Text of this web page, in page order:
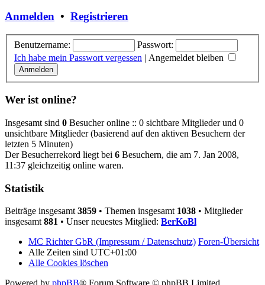
Anmelden • Registrieren
Benutzername:
Passwort:
Ich habe mein Passwort vergessen | Angemeldet bleiben
Wer ist online?
Insgesamt sind 0 Besucher online :: 0 sichtbare Mitglieder und 0
unsichtbare Mitglieder (basierend auf den aktiven Besuchern der
letzten 5 Minuten)
Der Besucherrekord liegt bei 6 Besuchern, die am 7. Jan 2008,
11:37 gleichzeitig online waren.
Statistik
Beiträge insgesamt 3859 • Themen insgesamt 1038 • Mitglieder
insgesamt 881 • Unser neuestes Mitglied: BerKoBl
MC Richter GbR (Impressum / Datenschutz) Foren-Übersicht
Alle Zeiten sind UTC+01:00
Alle Cookies löschen